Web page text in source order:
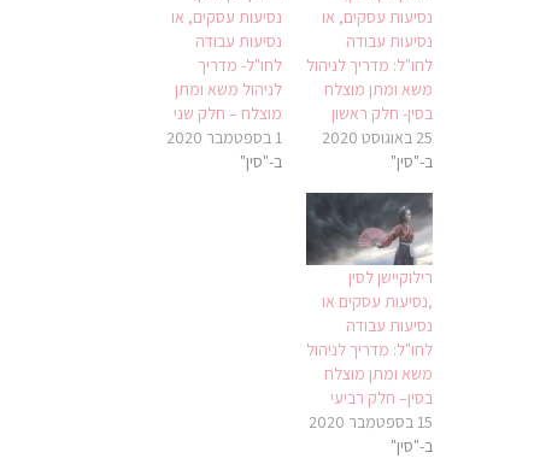
נסיעות עסקים, או
נסיעות עבודה
לחו"ל: מדריך לניהול
משא ומתן מוצלח
בסין- חלק ראשון
25 באוגוסט 2020
ב-"סין"
נסיעות עסקים, או
נסיעות עבודה
לחו"ל- מדריך
לניהול משא ומתן
מוצלח – חלק שני
1 בספטמבר 2020
ב-"סין"
רילוקיישן לסין
,נסיעות עסקים או
נסיעות עבודה
לחו"ל: מדריך לניהול
משא ומתן מוצלח
בסין– חלק רביעי
15 בספטמבר 2020
ב-"סין"